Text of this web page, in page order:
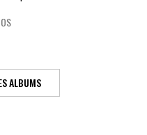
ALBUMS